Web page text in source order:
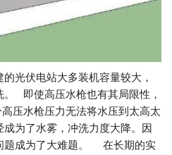
光伏电站大多装机容量较大，
。 即使高压水枪也有其局限性，
压水枪压力无法将水压到太高太
为了水雾，冲洗力度大降。因
题成为了大难题。 在长期的实